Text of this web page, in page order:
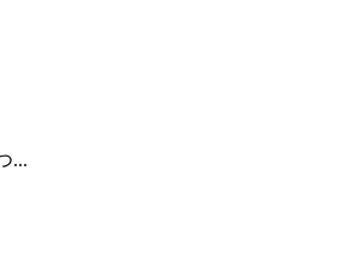
...